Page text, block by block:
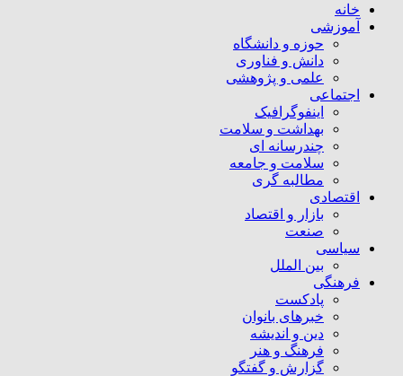
خانه
آموزشی
حوزه و دانشگاه
دانش و فناوری
علمی و پژوهشی
اجتماعی
اینفوگرافیک
بهداشت و سلامت
چندرسانه ای
سلامت و جامعه
مطالبه گری
اقتصادی
بازار و اقتصاد
صنعت
سیاسی
بین الملل
فرهنگی
پادکست
خبرهای بانوان
دین و اندیشه
فرهنگ و هنر
گزارش و گفتگو